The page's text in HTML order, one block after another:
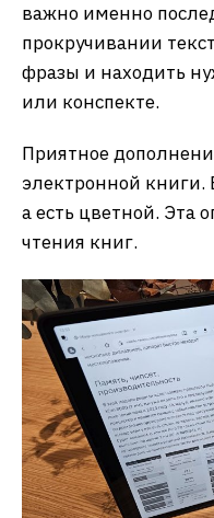
важно именно
прокручивании
фразы и находить
или конспекте.
Приятное
электронной книги.
а есть цветной. Эта
чтения книг.